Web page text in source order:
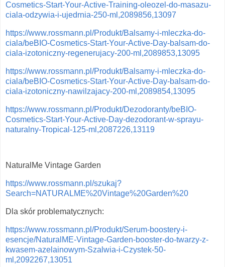
Cosmetics-Start-Your-Active-Training-oleozel-do-masazu-
ciala-odzywia-i-ujedrnia-250-ml,2089856,13097
https://www.rossmann.pl/Produkt/Balsamy-i-mleczka-do-
ciala/beBIO-Cosmetics-Start-Your-Active-Day-balsam-do-
ciala-izotoniczny-regenerujacy-200-ml,2089853,13095
https://www.rossmann.pl/Produkt/Balsamy-i-mleczka-do-
ciala/beBIO-Cosmetics-Start-Your-Active-Day-balsam-do-
ciala-izotoniczny-nawilzajacy-200-ml,2089854,13095
https://www.rossmann.pl/Produkt/Dezodoranty/beBIO-
Cosmetics-Start-Your-Active-Day-dezodorant-w-sprayu-
naturalny-Tropical-125-ml,2087226,13119
NaturalMe Vintage Garden
https://www.rossmann.pl/szukaj?
Search=NATURALME%20Vintage%20Garden%20
Dla skór problematycznych:
https://www.rossmann.pl/Produkt/Serum-boostery-i-
esencje/NaturalME-Vintage-Garden-booster-do-twarzy-z-
kwasem-azelainowym-Szalwia-i-Czystek-50-
ml,2092267,13051